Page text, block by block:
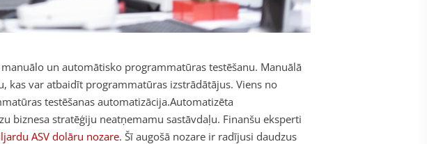
un automātisko programmatūras testēšanu. Manuālā
kas var atbaidīt programmatūras izstrādātājus. Viens no
testēšanas automatizācija.Automatizēta
biznesa stratēģiju neatņemamu sastāvdaļu. Finanšu eksperti
ASV dolāru nozare. Šī augošā nozare ir radījusi daudzus